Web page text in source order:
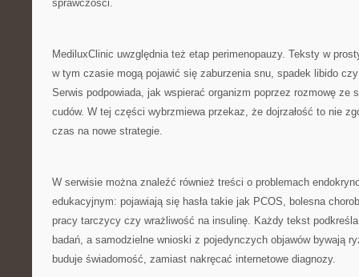
sprawczości.
MediluxClinic uwzględnia też etap perimenopauzy. Teksty w
w tym czasie mogą pojawić się zaburzenia snu, spadek libido
Serwis podpowiada, jak wspierać organizm poprzez rozmowę ze
cudów. W tej części wybrzmiewa przekaz, że dojrzałość to nie
czas na nowe strategie.
W serwisie można znaleźć również treści o problemach
edukacyjnym: pojawiają się hasła takie jak PCOS, bolesna
pracy tarczycy czy wrażliwość na insulinę. Każdy tekst
badań, a samodzielne wnioski z pojedynczych objawów bywają
buduje świadomość, zamiast nakręcać internetowe diagnozy.